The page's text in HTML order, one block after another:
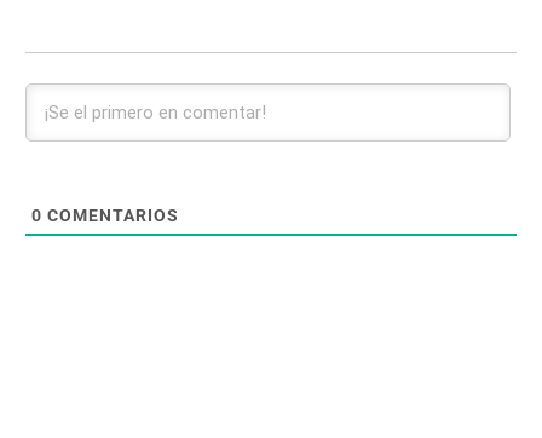
0 COMENTARIOS